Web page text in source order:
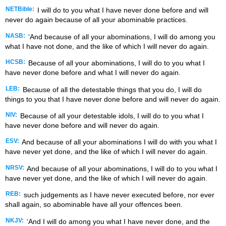
NETBible:
I will do to you what I have never done before and will
never do again because of all your abominable practices.
NASB: ‘And because of all your abominations, I will do among you
what I have not done, and the like of which I will never do again.
HCSB:
Because of all your abominations, I will do to you what I
have never done before and what I will never do again.
LEB:
Because of all the detestable things that you do, I will do
things to you that I have never done before and will never do again.
NIV:
Because of all your detestable idols, I will do to you what I
have never done before and will never do again.
ESV: And because of all your abominations I will do with you what I
have never yet done, and the like of which I will never do again.
NRSV: And because of all your abominations, I will do to you what I
have never yet done, and the like of which I will never do again.
REB: such judgements as I have never executed before, nor ever
shall again, so abominable have all your offences been.
NKJV: ‘And I will do among you what I have never done, and the